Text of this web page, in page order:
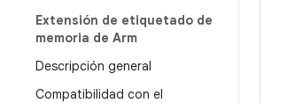
Extensión de etiquetado de
memoria de Arm
Descripción general
Compatibilidad con el